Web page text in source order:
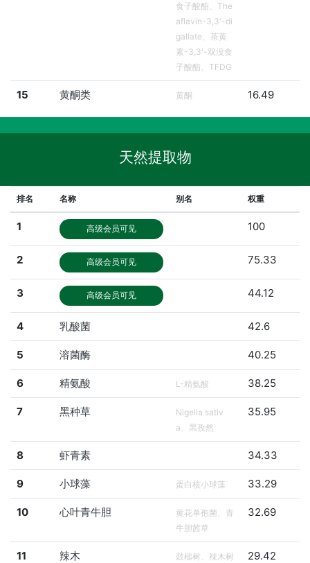
食子酸酯、The
aflavin-3,3'-di
gallate、茶黄
素-3,3'-双没食
子酸酯、TFDG
15 黄酮类 黄酮 16.49
天然提取物
排名 名称 别名 权重
1 高级会员可见 100
2 高级会员可见 75.33
3 高级会员可见 44.12
4 乳酸菌 42.6
5 溶菌酶 40.25
6 精氨酸 L-精氨酸 38.25
7 黑种草
Nigella sativ
a、黑孜然
35.95
8 虾青素 34.33
9 小球藻 蛋白核小球藻 33.29
10 心叶青牛胆
黄花单孢菌、青
牛胆茜草
32.69
11 辣木 鼓槌树、辣木树 29.42